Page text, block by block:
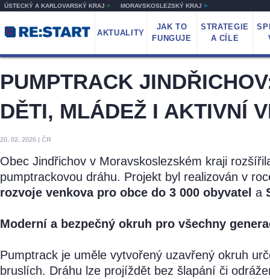
ÚSTECKÝ A KARLOVARSKÝ KRAJ > MORAVSKOSLEZSKÝ KRAJ >
AKTUALITY
JAK TO
FUNGUJE
STRATEGIE
A CÍLE
PUMPTRACK
DĚTI, MLÁDEŽ I AKTIVNÍ
20. 02. 2026 | ČR
Obec Jindřichov v Moravskoslezském kraji
pumptrackovou dráhu. Projekt byl realizován v
rozvoje venkova pro obce do 3 000 obyvatel a
Moderní a bezpečný okruh pro všechny
Pumptrack je uměle vytvořený uzavřený okruh
bruslích. Dráhu lze projíždět bez šlapání či